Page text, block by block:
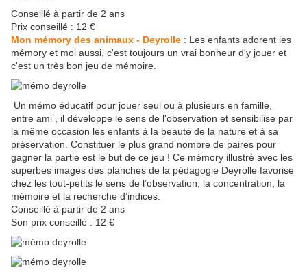
Conseillé à partir de 2 ans
Prix conseillé : 12 €
Mon mémory des animaux - Deyrolle : Les enfants adorent les
mémory et moi aussi, c'est toujours un vrai bonheur d'y jouer et
c'est un très bon jeu de mémoire.
Un mémo éducatif pour jouer seul ou à plusieurs en famille,
entre ami , il développe le sens de l'observation et sensibilise par
la même occasion les enfants à la beauté de la nature et à sa
préservation. Constituer le plus grand nombre de paires pour
gagner la partie est le but de ce jeu ! Ce mémory illustré avec les
superbes images des planches de la pédagogie Deyrolle favorise
chez les tout-petits le sens de l’observation, la concentration, la
mémoire et la recherche d’indices.
Conseillé à partir de 2 ans
Son prix conseillé : 12 €